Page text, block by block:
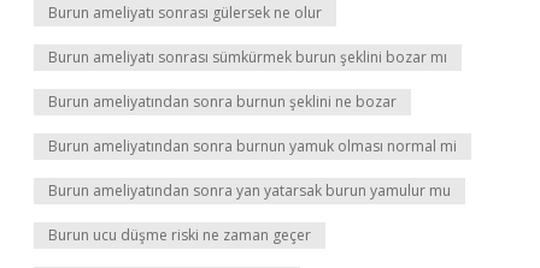
Burun ameliyatı sonrası gülersek ne olur
Burun ameliyatı sonrası sümkürmek burun şeklini bozar mı
Burun ameliyatından sonra burnun şeklini ne bozar
Burun ameliyatından sonra burnun yamuk olması normal mi
Burun ameliyatından sonra yan yatarsak burun yamulur mu
Burun ucu düşme riski ne zaman geçer